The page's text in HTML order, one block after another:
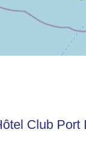
Club Port